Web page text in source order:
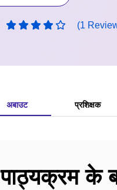
(1
अबाउट प्रशिक्षक
पाठ्यक्रम के